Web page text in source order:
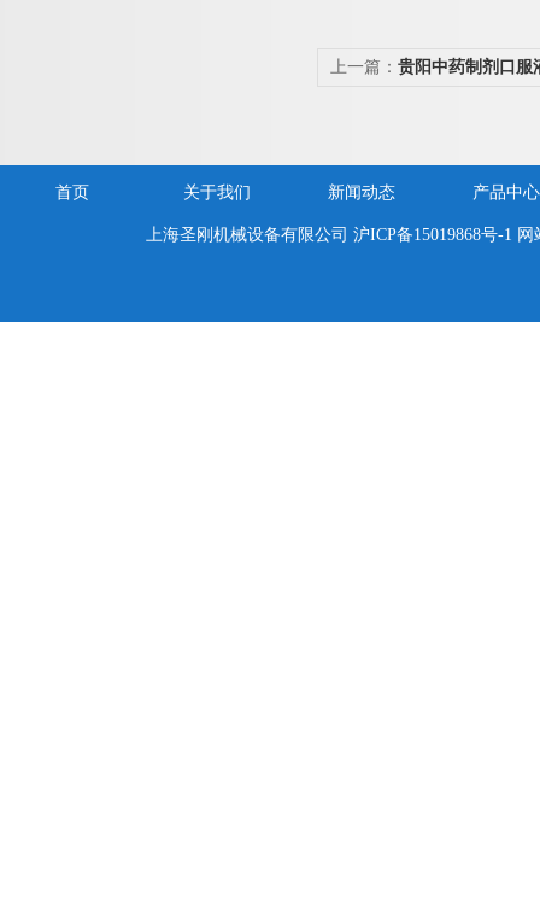
上一篇： 贵阳中药制剂口服
首页 关于我们 新闻动态 产品中心
上海圣刚机械设备有限公司沪ICP备15019868号-1 网